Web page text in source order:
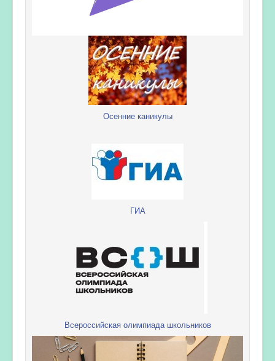
Осенние каникулы
ГИА
Всероссийская олимпиада школьников